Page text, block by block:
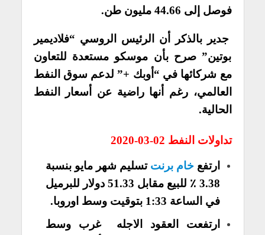
فوصل إلى 44.66 مليون طن.
جدير بالذكر أن الرئيس الروسي “فلاديمير
بوتين” صرح بأن موسكو مستعدة للتعاون
مع شركائها في “أوبك +” لدعم سوق النفط
العالمي، رغم أنها راضية عن أسعار النفط
الحالية.
تداولات النفط 02-03-2020
ارتفعخام برنت تسليم شهر مايو بنسبة
3.38 ٪ للبيع مقابل 51.33 دولار للبرميل
في الساعة 1:33 بتوقيت وسط اوروبا.
ارتفعت العقود الاجله غرب وسط